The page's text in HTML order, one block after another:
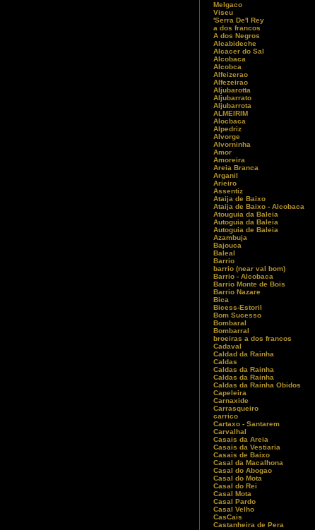
Melgaco
Viseu
'Serra De'l Rey
a dos francos
A dos Negros
Alcabideche
Alcacer do Sal
Alcobaca
Alcobca
Alfeizerao
Alfezeirao
Aljubarotta
Aljubarrato
Aljubarrota
ALMEIRIM
Alocbaca
Alpedriz
Alvorge
Alvorninha
Amor
Amoreira
Areia Branca
Arganil
Arieiro
Assentiz
Ataija de Baixo
Ataija de Baixo - Alcobaca
Atouguia da Baleia
Autoguia da Baleia
Autoguia de Baleia
Azambuja
Bajouca
Baleal
Barrio
barrio (near val bom)
Barrio - Alcobaca
Barrio Monte de Bois
Barrio Nazare
Bica
Bicess-Estoril
Bom Sucesso
Bombaral
Bombarral
broeiras a dos francos
Cadaval
Caldad da Rainha
Caldas
Caldas da Rainha
Caldas da Rainha
Caldas da Rainha Obidos
Capeleira
Carnaxide
Carrasqueiro
carrico
Cartaxo - Santarem
Carvalhal
Casais da Areia
Casais da Vestiaria
Casais de Baixo
Casal da Macalhona
Casal do Abogao
Casal do Mota
Casal do Rei
Casal Mota
Casal Pardo
Casal Velho
CasCais
Castanheira de Pera